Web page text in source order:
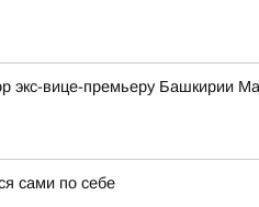
экс-вице-премьеру Башкирии
сами по себе